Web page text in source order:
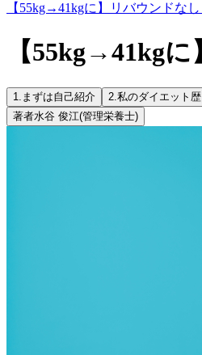
【55kg→41kgに】リバウンドな
【55kg→41kg
1. まずは自己紹介 2.私のダイエット歴
著者水谷 俊江(管理栄養士)